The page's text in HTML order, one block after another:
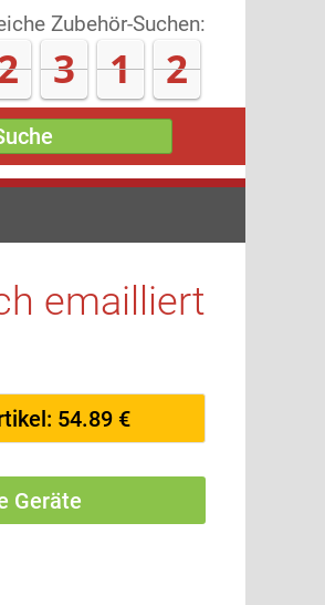
Zubehör-Suchen:
3 1 8
emailliert
54.89 €
Geräte